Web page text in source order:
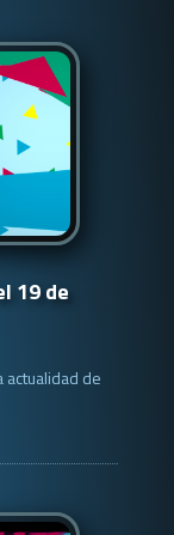
19 de
actualidad de